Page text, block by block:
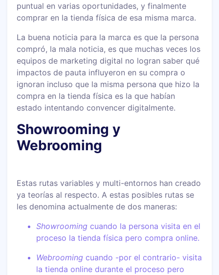
puntual en varias oportunidades, y finalmente
comprar en la tienda física de esa misma marca.
La buena noticia para la marca es que la persona
compró, la mala noticia, es que muchas veces los
equipos de marketing digital no logran saber qué
impactos de pauta influyeron en su compra o
ignoran incluso que la misma persona que hizo la
compra en la tienda física es la que habían
estado intentando convencer digitalmente.
Showrooming y
Webrooming
Estas rutas variables y multi-entornos han creado
ya teorías al respecto. A estas posibles rutas se
les denomina actualmente de dos maneras:
Showrooming cuando la persona visita en el
proceso la tienda física pero compra online.
Webrooming cuando -por el contrario- visita
la tienda online durante el proceso pero